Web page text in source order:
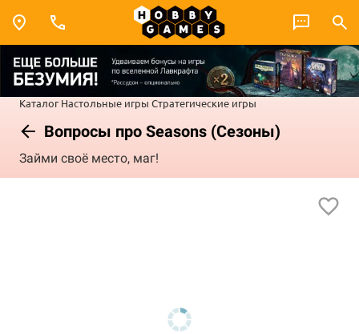
Каталог Настольные игры Стратегические игры
Вопросы про Seasons (Сезоны)
Займи своё место, маг!